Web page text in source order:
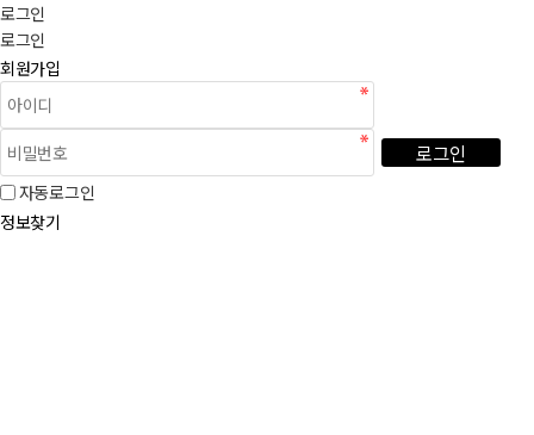
로그인
로그인
회원가입
로그인
자동로그인
정보찾기